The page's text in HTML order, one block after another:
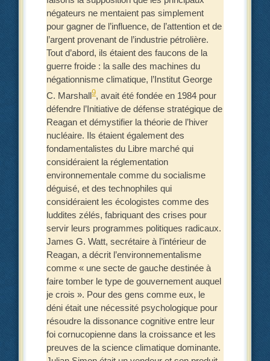
négateurs ne mentaient pas simplement
pour gagner de l’influence, de l’attention et de
l’argent provenant de l’industrie pétrolière.
Tout d’abord, ils étaient des faucons de la
guerre froide : la salle des machines du
négationnisme climatique, l’Institut George
C. Marshall9, avait été fondée en 1984 pour
défendre l’Initiative de défense stratégique de
Reagan et démystifier la théorie de l’hiver
nucléaire. Ils étaient également des
fondamentalistes du Libre marché qui
considéraient la réglementation
environnementale comme du socialisme
déguisé, et des technophiles qui
considéraient les écologistes comme des
luddites zélés, fabriquant des crises pour
servir leurs programmes politiques radicaux.
James G. Watt, secrétaire à l’intérieur de
Reagan, a décrit l’environnementalisme
comme « une secte de gauche destinée à
faire tomber le type de gouvernement auquel
je crois ». Pour des gens comme eux, le
déni était une nécessité psychologique pour
résoudre la dissonance cognitive entre leur
foi cornucopienne dans la croissance et les
preuves de la science climatique dominante.